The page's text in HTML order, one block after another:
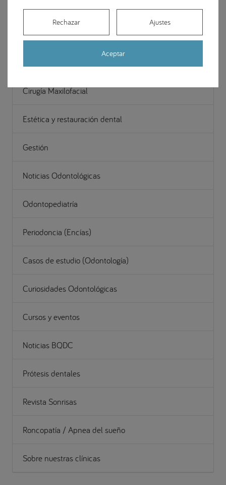
Ortodoncia
Cirugía Maxilofacial
Estética y restauración dental
Gestión
Noticias Odontológicas
Odontopediatría
Periodoncia (Encías)
Casos de estudio (Odontología)
Curiosidades Odontológicas
Cursos y eventos
Noticias BQDC
Prótesis dentales
Revista Sonrisas
Roncopatía / Apnea del sueño
Sobre nuestras clínicas
Aceptar
Rechazar Ajustes